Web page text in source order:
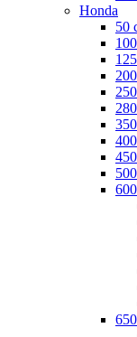
Honda
50